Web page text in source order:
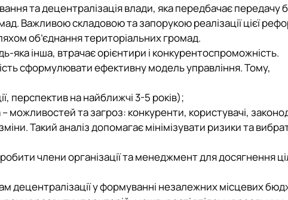
та децентралізація влади, яка передбачає передачу
Важливою складовою та запорукою реалізації цієї
об’єднання територіальних громад.
яка інша, втрачає орієнтири і конкурентоспроможність.
сформулювати ефективну модель управління. Тому,
перспектив на найближчі 3-5 років);
можливостей та загроз: конкуренти, користувачі,
Такий аналіз допомагає мінімізувати ризики та
члени організації та менеджмент для досягнення
децентралізації у формуванні незалежних місцевих